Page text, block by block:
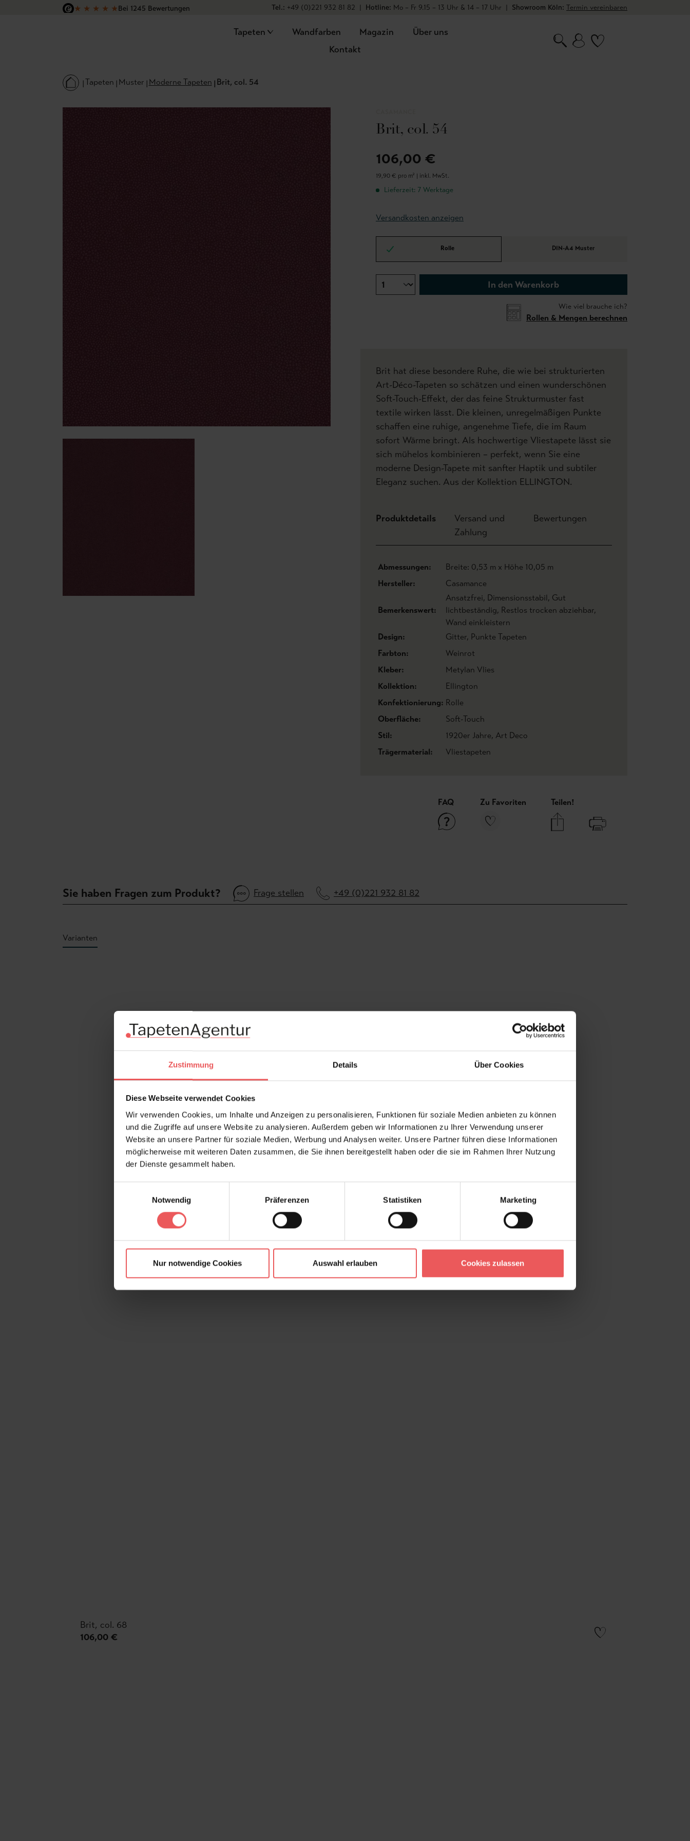
Zustimmung Details Über Cookies
Diese Webseite verwendet Cookies
Wir verwenden Cookies, um Inhalte und Anzeigen zu personalisieren, Funktionen für soziale Medien anbieten zu können
und die Zugriffe auf unsere Website zu analysieren. Außerdem geben wir Informationen zu Ihrer Verwendung unserer
Website an unsere Partner für soziale Medien, Werbung und Analysen weiter. Unsere Partner führen diese Informationen
möglicherweise mit weiteren Daten zusammen, die Sie ihnen bereitgestellt haben oder die sie im Rahmen Ihrer Nutzung
der Dienste gesammelt haben.
Notwendig
Präferenzen Statistiken Marketing
Nur notwendige Cookies Auswahl erlauben Cookies zulassen
Hauptinhalt springen
Zur Suche springen
Zur Hauptnavigation springen
★ ★ ★ ★ ★Bei 1245 Bewertungen
Tel.: +49 (0)221 932 81 82 | Hotline: Mo – Fr 9.15 – 13 Uhr & 14 – 17 Uhr | Showroom Köln: Termin vereinbaren
Tapeten Wandfarben Magazin
Über uns
Kontakt
Tapeten Muster Moderne Tapeten Brit, col. 54
Brit, col. 54
106,00 €
19,90 € pro m² | inkl. MwSt.
Lieferzeit: 7 Werktage
Versandkosten anzeigen
Rolle DIN-A4 Muster
In den Warenkorb
Wie viel brauche ich?
Rollen & Mengen berechnen
Brit hat diese besondere Ruhe, die wie bei strukturierten
Art-Déco-Tapeten so schätzen und einen wunderschönen
Soft-Touch-Effekt, der das feine Strukturmuster fast
textile wirken lässt. Die kleinen, unregelmäßigen Punkte
schaffen eine ruhige, angenehme Tiefe, die im Raum
sofort Wärme bringt. Als hochwertige Vliestapete lässt sie
sich mühelos kombinieren – perfekt, wenn Sie eine
moderne Design-Tapete mit sanfter Haptik und subtiler
Eleganz suchen. Aus der Kollektion ELLINGTON.
Produktdetails
Versand und
Zahlung
Bewertungen
Abmessungen:
Breite: 0,53 m x Höhe 10,05 m
Hersteller:
Casamance
Bemerkenswert:
Ansatzfrei, Dimensionsstabil, Gut
lichtbeständig, Restlos trocken abziehbar,
Wand einkleistern
Design:
Gitter, Punkte Tapeten
Farbton:
Weinrot
Kleber:
Metylan Vlies
Kollektion:
Ellington
Konfektionierung: Rolle
Oberfläche:
Soft-Touch
Stil:
1920er Jahre, Art Deco
Trägermaterial:
Vliestapeten
FAQ Zu Favoriten Teilen!
Sie haben Fragen zum Produkt? Frage stellen +49 (0)221 932 81 82
Varianten
Brit, col. 68
106,00 €